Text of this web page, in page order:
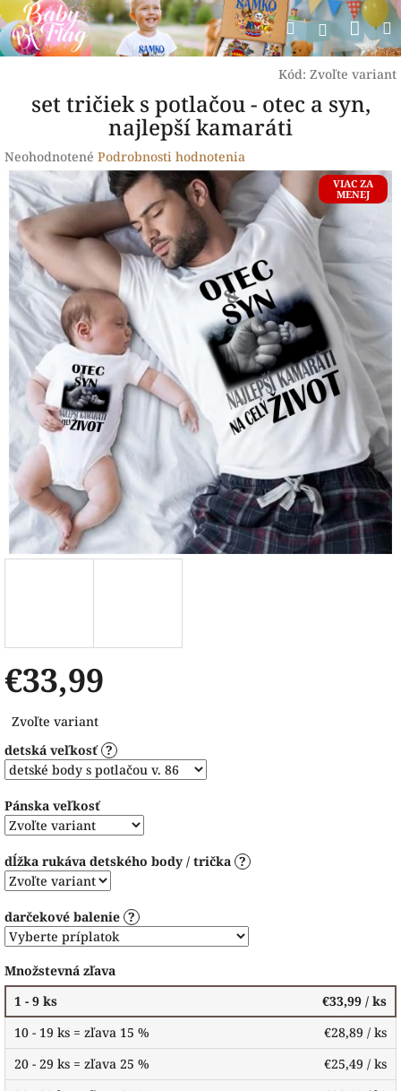
Prejsť
na
obsah
Hľadať
Kód: Zvoľte variant
set tričiek s potlačou - otec a syn,
najlepší kamaráti
Priemerné
hodnotenie
produktu
je
0,0
5
hviezdičiek.
Neohodnotené Podrobnosti hodnotenia
VIAC ZA
MENEJ
€33,99
cena:
Zvoľte variant
detská veľkosť ?
Pánska veľkosť
dĺžka rukáva detského body / trička ?
darčekové balenie ?
Množstevná zľava
1 - 9 ks
€33,99 / ks
10 - 19 ks = zľava 15 %
€28,89 / ks
20 - 29 ks = zľava 25 %
€25,49 / ks